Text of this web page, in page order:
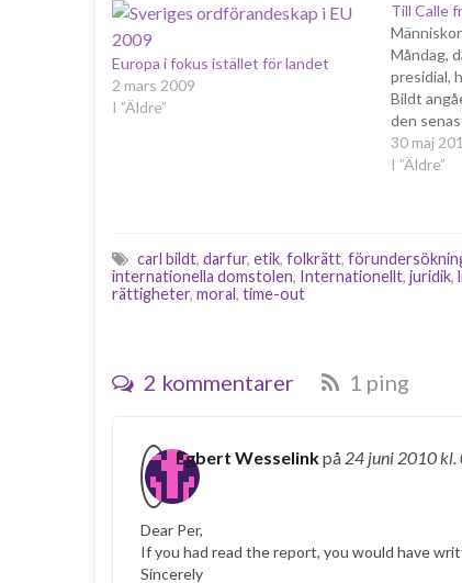
Europa i fokus istället för landet
2 mars 2009
I ”Äldre”
Till Calle
Måndag,
presidial,
Bildt
den
Vi är djupt
sker i
30 maj
I ”Äldre”
carl bildt, darfur, etik, folkrätt,
internationella domstolen, Internationellt, juridik,
rättigheter, moral, time-out
2 kommentarer 1 ping
Egbert Wesselinkpå 24 juni 2010kl.
Dear Per,
If you had read the report, you would have
Sincerely